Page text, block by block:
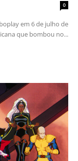
0
em 6 de julho de
que bombou no...